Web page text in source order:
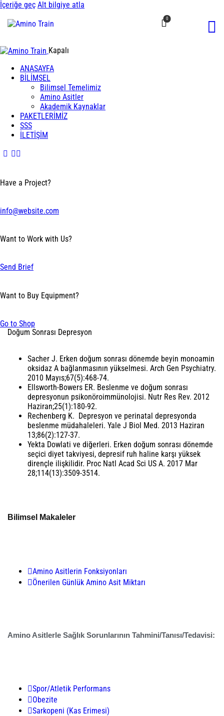
İçeriğe geç Alt bilgiye atla
0
Kapalı
ANASAYFA
BİLİMSEL
Bilimsel Temelimiz
Amino Asitler
Akademik Kaynaklar
PAKETLERİMİZ
SSS
İLETİŞİM
Have a Project?
info@website.com
Want to Work with Us?
Send Brief
Want to Buy Equipment?
Go to Shop
Doğum Sonrası Depresyon
Sacher J. Erken doğum sonrası dönemde beyin monoamin
oksidaz A bağlanmasının yükselmesi. Arch Gen Psychiatry.
2010 Mayıs;67(5):468-74.
Ellsworth-Bowers ER. Beslenme ve doğum sonrası
depresyonun psikonöroimmünolojisi. Nutr Res Rev. 2012
Haziran;25(1):180-92.
Rechenberg K. Depresyon ve perinatal depresyonda
beslenme müdahaleleri. Yale J Biol Med. 2013 Haziran
13;86(2):127-37.
Yekta Dowlati ve diğerleri. Erken doğum sonrası dönemde
seçici diyet takviyesi, depresif ruh haline karşı yüksek
dirençle ilişkilidir. Proc Natl Acad Sci US A. 2017 Mar
28;114(13):3509-3514.
Bilimsel Makaleler
Amino Asitlerin Fonksiyonları
Önerilen Günlük Amino Asit Miktarı
Amino Asitlerle Sağlık Sorunlarının Tahmini/Tanısı/Tedavisi:
Spor/Atletik Performans
Obezite
Sarkopeni (Kas Erimesi)